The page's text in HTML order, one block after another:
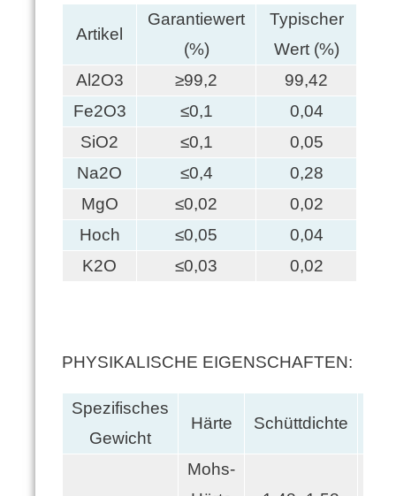
Artikel
Garantiewert
(%)
Typischer
Wert (%)
Al2O3
≥99,2
99,42
Fe2O3
≤0,1
0,04
SiO2
≤0,1
0,05
Na2O
≤0,4
0,28
MgO
≤0,02
0,02
Hoch
≤0,05
0,04
K2O
≤0,03 0,02
PHYSIKALISCHE EIGENSCHAFTEN:
Spezifisches
Gewicht
Härte Schüttdichte
Mohs-